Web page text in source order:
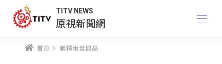
TITV NEWS
原視新聞網
首頁 累積雨量最高